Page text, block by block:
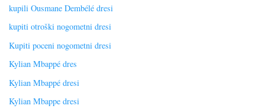
kupili Ousmane Dembélé dresi
kupiti otroški nogometni dresi
Kupiti poceni nogometni dresi
Kylian Mbappé dres
Kylian Mbappé dresi
Kylian Mbappe dresi